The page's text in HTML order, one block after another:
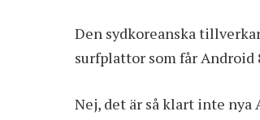
Den sydkoreanska
surfplattor som får Android
Nej, det är så klart inte nya